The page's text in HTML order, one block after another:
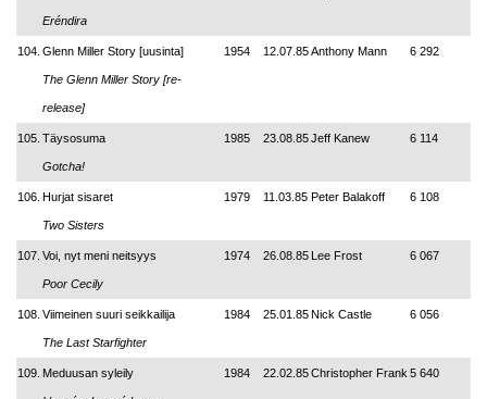
Eréndira
104. Glenn Miller Story [uusinta]
The Glenn Miller Story [re-
release]
1954 12.07.85Anthony Mann 6 292
105. Täysosuma
Gotcha!
1985 23.08.85Jeff Kanew 6 114
106. Hurjat sisaret
Two Sisters
1979 11.03.85 Peter Balakoff 6 108
107. Voi, nyt meni neitsyys
Poor Cecily
1974 26.08.85 Lee Frost 6 067
108. Viimeinen suuri seikkailija
The Last Starfighter
1984 25.01.85Nick Castle 6 056
109. Meduusan syleily 1984 22.02.85Christopher Frank 5 640